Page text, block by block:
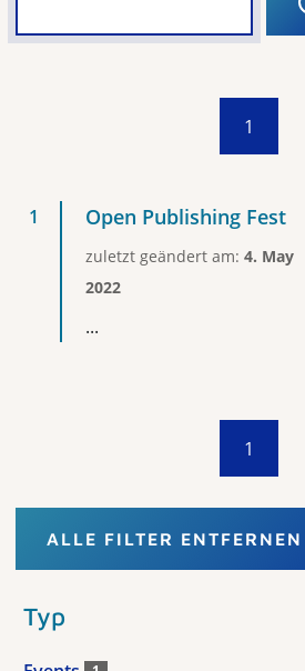
1
Open Publishing Fest
zuletzt geändert am: 4. May
2022
...
1
ALLE FILTER ENTFERNEN
Typ